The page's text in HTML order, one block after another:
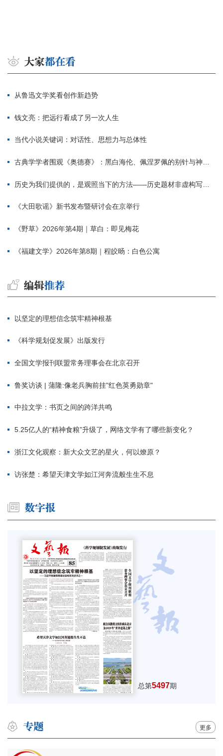
从鲁迅文学奖看创作新趋势
钱文亮：把远行看成了另一次人生
当代小说关键词：对话性、思想力与总体性
古典学学者围观《奥德赛》：黑白海伦、佩涅罗佩的别针与神秘入侵者
历史为我们提供的，是观照当下的方法——历史题材非虚构写作多人谈
《大田歌谣》新书发布暨研讨会在京举行
《野草》2026年第4期｜草白：即见梅花
《福建文学》2026年第8期｜程皎旸：白色公寓
以坚定的理想信念筑牢精神根基
《科学规划促发展》出版发行
全国文学报刊联盟常务理事会在北京召开
鲁奖访谈 | 蒲隆:像老兵胸前挂"红色英勇勋章"
中拉文学：书页之间的跨洋共鸣
5.25亿人的“精神食粮”升级了，网络文学有了哪些新变化？
浙江文化观察：新大众文艺的星火，何以燎原？
访张楚：希望天津文学如江河奔流般生生不息
总第5497期
更多